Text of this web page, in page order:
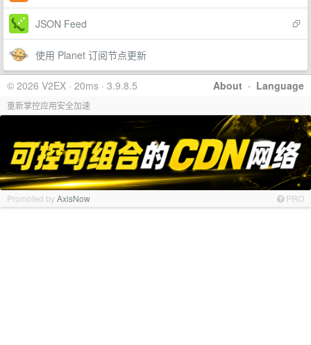
JSON Feed
使用 Planet 订阅节点更新
About · Language
© 2026 V2EX · 20ms · 3.9.8.5
重新掌控应用安全加速
Promoted byAxisNow PRO